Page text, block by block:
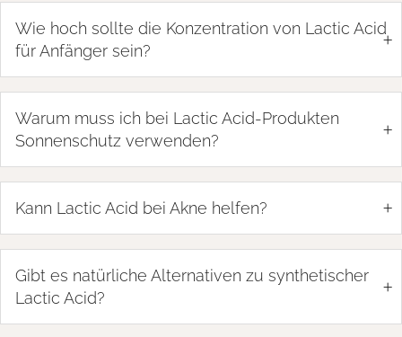
Wie hoch sollte die Konzentration von Lactic Acid
für Anfänger sein?
+
Warum muss ich bei Lactic Acid-Produkten
Sonnenschutz verwenden?
+
Kann Lactic Acid bei Akne helfen? +
Gibt es natürliche Alternativen zu synthetischer
Lactic Acid?
+